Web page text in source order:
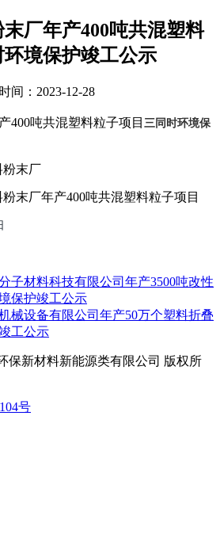
厂年产400吨共混塑料
境保护竣工公示
间：2023-12-28
400吨共混塑料粒子项目 三同时环境保
粉末厂
末厂年产400吨共混塑料粒子项目
子材料科技有限公司年产3500吨改性
保护竣工公示
械设备有限公司年产50万个塑料折叠
工公示
保新材料新能源类有限公司 版权所
号